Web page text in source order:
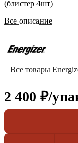
(блистер 4шт)
Все описание
Все товары
2 400 ₽/